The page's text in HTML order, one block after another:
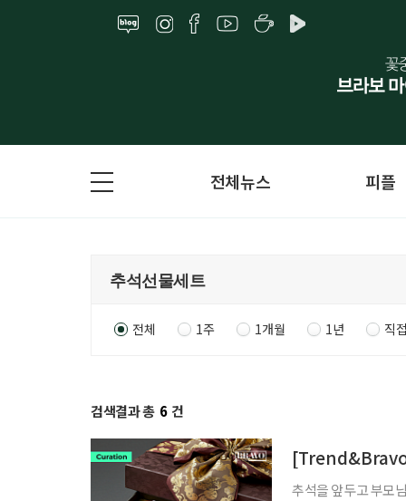
전체뉴스 피플
전체 1주 1개월 1년 직
검색결과 총 6 건
[Trend&Bravo]
추석을 앞두고 부모